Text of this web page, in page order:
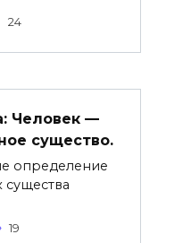
24
Человек —
существо.
определение
существа
19